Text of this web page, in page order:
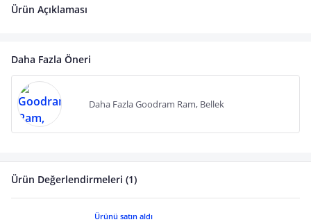
Ürün Açıklaması
Daha Fazla Öneri
Daha Fazla Goodram Ram, Bellek
Ürün Değerlendirmeleri (1)
Ürünü satın aldı